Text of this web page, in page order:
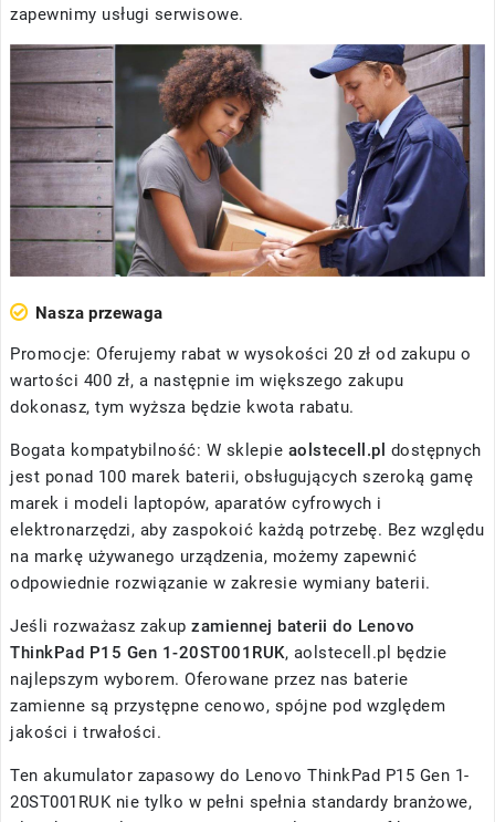
zapewnimy usługi serwisowe.
Nasza przewaga
Promocje: Oferujemy rabat w wysokości 20 zł od zakupu o
wartości 400 zł, a następnie im większego zakupu
dokonasz, tym wyższa będzie kwota rabatu.
Bogata kompatybilność: W sklepie aolstecell.pl dostępnych
jest ponad 100 marek baterii, obsługujących szeroką gamę
marek i modeli laptopów, aparatów cyfrowych i
elektronarzędzi, aby zaspokoić każdą potrzebę. Bez względu
na markę używanego urządzenia, możemy zapewnić
odpowiednie rozwiązanie w zakresie wymiany baterii.
Jeśli rozważasz zakup zamiennej baterii do Lenovo
ThinkPad P15 Gen 1-20ST001RUK, aolstecell.pl będzie
najlepszym wyborem. Oferowane przez nas baterie
zamienne są przystępne cenowo, spójne pod względem
jakości i trwałości.
Ten akumulator zapasowy do Lenovo ThinkPad P15 Gen 1-
20ST001RUK nie tylko w pełni spełnia standardy branżowe,